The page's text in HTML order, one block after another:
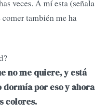
veces. A mí esta (señala
también me ha
no me quiere, y está
por eso y ahora
colores.